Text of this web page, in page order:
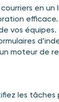
en un
efficace.
vos équipes.
moteur de
les tâches